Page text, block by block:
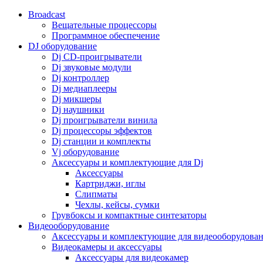
Broadcast
Вещательные процессоры
Программное обеспечение
DJ оборудование
Dj CD-проигрыватели
Dj звуковые модули
Dj контроллер
Dj медиаплееры
Dj микшеры
Dj наушники
Dj проигрыватели винила
Dj процессоры эффектов
Dj станции и комплекты
Vj оборудование
Аксессуары и комплектующие для Dj
Аксессуары
Картриджи, иглы
Слипматы
Чехлы, кейсы, сумки
Грувбоксы и компактные синтезаторы
Видеооборудование
Аксессуары и комплектующие для
Видеокамеры и аксессуары
Аксессуары для видеокамер